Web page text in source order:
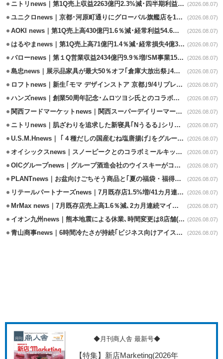
ニトリnews｜第1Q売上収益2263億円2.3%減･四半期利益1.4％減 (2026.08.07)
ユニクロnews｜京都･河原町通りにグローバル旗艦店を11/6開設 (2026.08.07)
AOKI news｜第1Q売上高430億円1.6％減･経常利益54.6％減 (2026.08.07)
はるやまnews｜第1Q売上高71億円1.4％減･経常損失4億3800万円 (2026.08.07)
バローnews｜第１Q営業収益2434億円9.9％増/SM事業15.5％増と絶好調 (2026.08.07)
島忠news｜展示品家具が最大50％オフ｢倉庫大放出祭｣4店舗限定で開催 (2026.08.07)
ロフトnews｜新生｢モマ デザインストア 京都｣9/4リプレイスオープン (2026.08.07)
ハンズnews｜創業50周年記念･ムロツヨシ氏とのコラボ企画｢ムロハンズ｣開催 (2026.08.07)
関西フードマーケットnews｜関西スーパーデイリーマート蒲生店8/7改装 (2026.08.07)
ニトリnews｜肌ざわりを追求した新寝具｢Nうるる｣シリーズを発売 (2026.08.07)
U.S.M.Hnews｜ ｢４種だしの国産むね塩唐揚げ｣をグループ610店で共同販促 (2026.08.07)
オイシックスnews｜スノーピークとのコラボミールキット8/13発売 (2026.08.07)
OICグループnews｜グループ酒造会社のウイスキーがコンペティション受賞 (2026.08.07)
PLANTnews｜お盆向けごちそう商品と｢夏の福袋・福得カート｣8/8から開催 (2026.08.07)
リテールパートナーズnews｜7月既存店1.5%増/41カ月連続増 (2026.08.07)
MrMax news｜7月既存店売上高1.6％減､2カ月連続マイナス (2026.08.07)
イオン九州news｜熊本地震による休業､時間変更は8店舗(8/7時点) (2026.08.07)
青山商事news｜6時間冷たさが持続｢ビジネス向けアイスベスト｣発売 (2026.08.07)
◆月刊商人舎 最新号◆
【特集】新店Marketing(2026年